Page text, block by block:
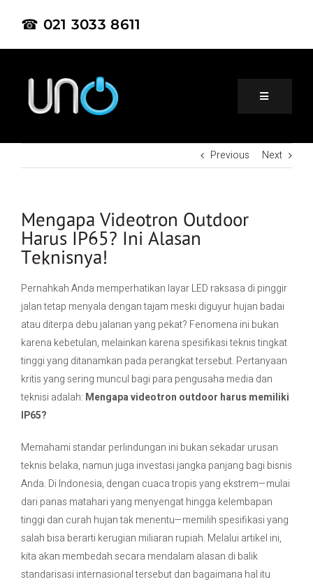
☎ 021 3033 8611
Home
Project
Contact Us
Previous Next
Mengapa Videotron Outdoor
Harus IP65? Ini Alasan
Teknisnya!
Pernahkah Anda memperhatikan layar LED raksasa di pinggir
jalan tetap menyala dengan tajam meski diguyur hujan badai
atau diterpa debu jalanan yang pekat? Fenomena ini bukan
karena kebetulan, melainkan karena spesifikasi teknis tingkat
tinggi yang ditanamkan pada perangkat tersebut. Pertanyaan
kritis yang sering muncul bagi para pengusaha media dan
teknisi adalah: Mengapa videotron outdoor harus memiliki
IP65?
Memahami standar perlindungan ini bukan sekadar urusan
teknis belaka, namun juga investasi jangka panjang bagi bisnis
Anda. Di Indonesia, dengan cuaca tropis yang ekstrem—mulai
dari panas matahari yang menyengat hingga kelembapan
tinggi dan curah hujan tak menentu—memilih spesifikasi yang
salah bisa berarti kerugian miliaran rupiah. Melalui artikel ini,
kita akan membedah secara mendalam alasan di balik
standarisasi internasional tersebut dan bagaimana hal itu